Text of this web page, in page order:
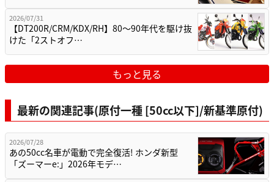
2026/07/31
【DT200R/CRM/KDX/RH】80〜90年代を駆け抜
けた「2ストオフ…
もっと見る
最新の関連記事(原付一種 [50cc以下]/新基準原付)
2026/07/28
あの50cc名車が電動で完全復活! ホンダ新型
「ズーマーe:」2026年モデ…